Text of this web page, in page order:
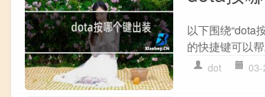
以下围绕“dota
的快捷键可以
dot 03-